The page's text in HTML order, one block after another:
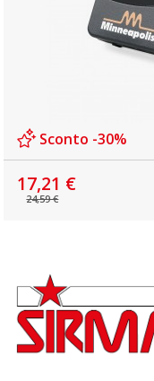
Sconto -30%
17,21 €
24,59 €